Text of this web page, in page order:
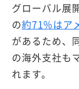
グローバル展
の約71％はア
があるため、
の海外支社も
れます。